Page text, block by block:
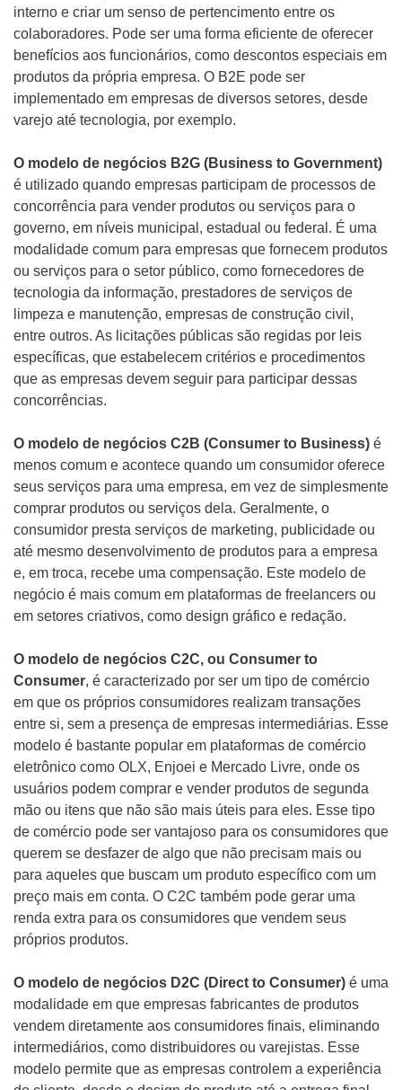
interno e criar um senso de pertencimento entre os
colaboradores. Pode ser uma forma eficiente de oferecer
benefícios aos funcionários, como descontos especiais em
produtos da própria empresa. O B2E pode ser
implementado em empresas de diversos setores, desde
varejo até tecnologia, por exemplo.
O modelo de negócios B2G (Business to Government)
é utilizado quando empresas participam de processos de
concorrência para vender produtos ou serviços para o
governo, em níveis municipal, estadual ou federal. É uma
modalidade comum para empresas que fornecem produtos
ou serviços para o setor público, como fornecedores de
tecnologia da informação, prestadores de serviços de
limpeza e manutenção, empresas de construção civil,
entre outros. As licitações públicas são regidas por leis
específicas, que estabelecem critérios e procedimentos
que as empresas devem seguir para participar dessas
concorrências.
O modelo de negócios C2B (Consumer to Business) é
menos comum e acontece quando um consumidor oferece
seus serviços para uma empresa, em vez de simplesmente
comprar produtos ou serviços dela. Geralmente, o
consumidor presta serviços de marketing, publicidade ou
até mesmo desenvolvimento de produtos para a empresa
e, em troca, recebe uma compensação. Este modelo de
negócio é mais comum em plataformas de freelancers ou
em setores criativos, como design gráfico e redação.
O modelo de negócios C2C, ou Consumer to
Consumer, é caracterizado por ser um tipo de comércio
em que os próprios consumidores realizam transações
entre si, sem a presença de empresas intermediárias. Esse
modelo é bastante popular em plataformas de comércio
eletrônico como OLX, Enjoei e Mercado Livre, onde os
usuários podem comprar e vender produtos de segunda
mão ou itens que não são mais úteis para eles. Esse tipo
de comércio pode ser vantajoso para os consumidores que
querem se desfazer de algo que não precisam mais ou
para aqueles que buscam um produto específico com um
preço mais em conta. O C2C também pode gerar uma
renda extra para os consumidores que vendem seus
próprios produtos.
O modelo de negócios D2C (Direct to Consumer) é uma
modalidade em que empresas fabricantes de produtos
vendem diretamente aos consumidores finais, eliminando
intermediários, como distribuidores ou varejistas. Esse
modelo permite que as empresas controlem a experiência